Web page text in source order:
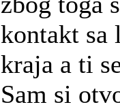
kontakt sa
kraja a ti
Sam si